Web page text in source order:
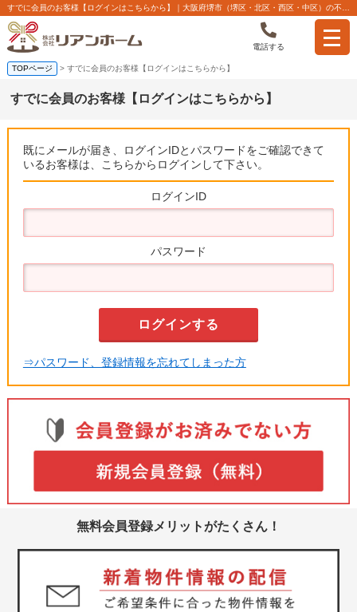
電話する
TOPページ > すでに会員のお客様【ログインはこちらから】
すでに会員のお客様【ログインはこちらから】
既にメールが届き、ログインIDとパスワードをご確認できて
いるお客様は、こちらからログインして下さい。
ログインID
パスワード
⇒パスワード、登録情報を忘れてしまった方
無料会員登録メリットがたくさん！